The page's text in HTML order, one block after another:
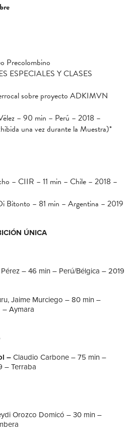
Precolombino
ESPECIALES Y CLASES
sobre proyecto ADKIMVN
– 90 min – Perú – 2018 –
una vez durante la Muestra)*
– CIIR – 11 min – Chile – 2018 –
Bitonto – 81 min – Argentina – 2019
ÚNICA
– 46 min – Perú/Bélgica – 2019
Jaime Murciego – 80 min –
– Aymara
– Claudio Carbone – 75 min –
– Terraba
Orozco Domicó – 30 min –